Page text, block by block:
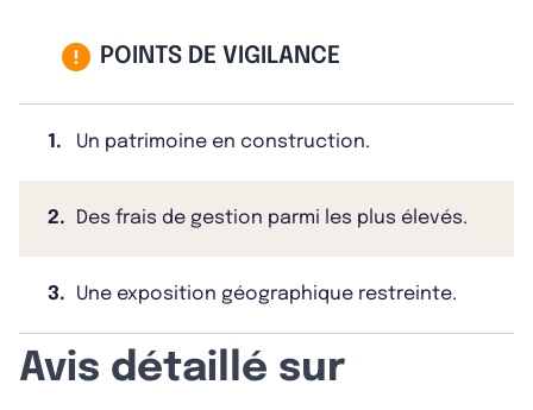
POINTS DE VIGILANCE
1. Un patrimoine en construction.
2. Des frais de gestion parmi les plus élevés.
3. Une exposition géographique restreinte.
Avis détaillé sur